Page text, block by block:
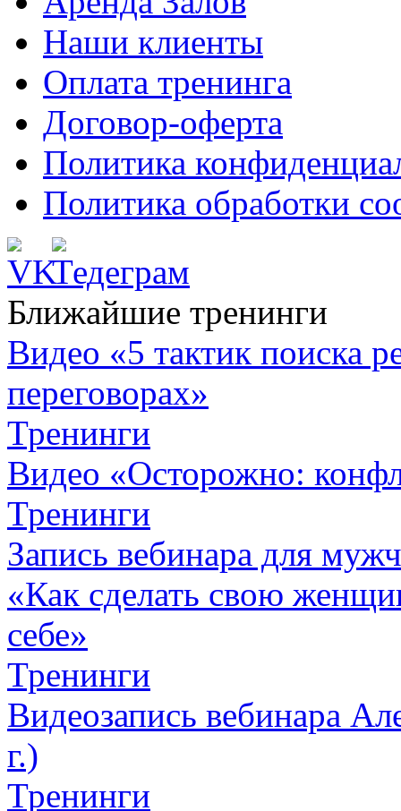
Наши клиенты
Оплата тренинга
Договор-оферта
Политика
Политика обработки
Ближайшие тренинги
Видео «5 тактик
переговорах»
Тренинги
Видео «Осторожно:
Тренинги
Запись вебинара для
«Как сделать свою
себе»
Тренинги
Видеозапись вебинара
г.)
Тренинги